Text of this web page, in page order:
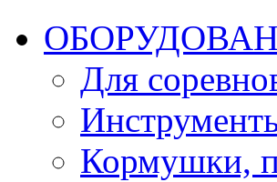
Для
Кормушки,